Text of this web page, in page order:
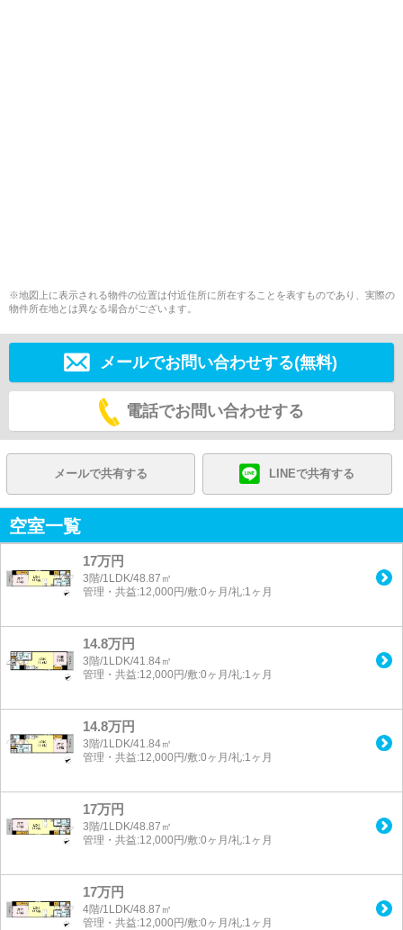
※地図上に表示される物件の位置は付近住所に所在することを表すものであり、実際の
物件所在地とは異なる場合がございます。
メールでお問い合わせする(無料)
電話でお問い合わせする
メールで共有する LINEで共有する
空室一覧
17万円
3階/1LDK/48.87㎡
管理・共益:12,000円/敷:0ヶ月/礼:1ヶ月
14.8万円
3階/1LDK/41.84㎡
管理・共益:12,000円/敷:0ヶ月/礼:1ヶ月
14.8万円
3階/1LDK/41.84㎡
管理・共益:12,000円/敷:0ヶ月/礼:1ヶ月
17万円
3階/1LDK/48.87㎡
管理・共益:12,000円/敷:0ヶ月/礼:1ヶ月
17万円
4階/1LDK/48.87㎡
管理・共益:12,000円/敷:0ヶ月/礼:1ヶ月